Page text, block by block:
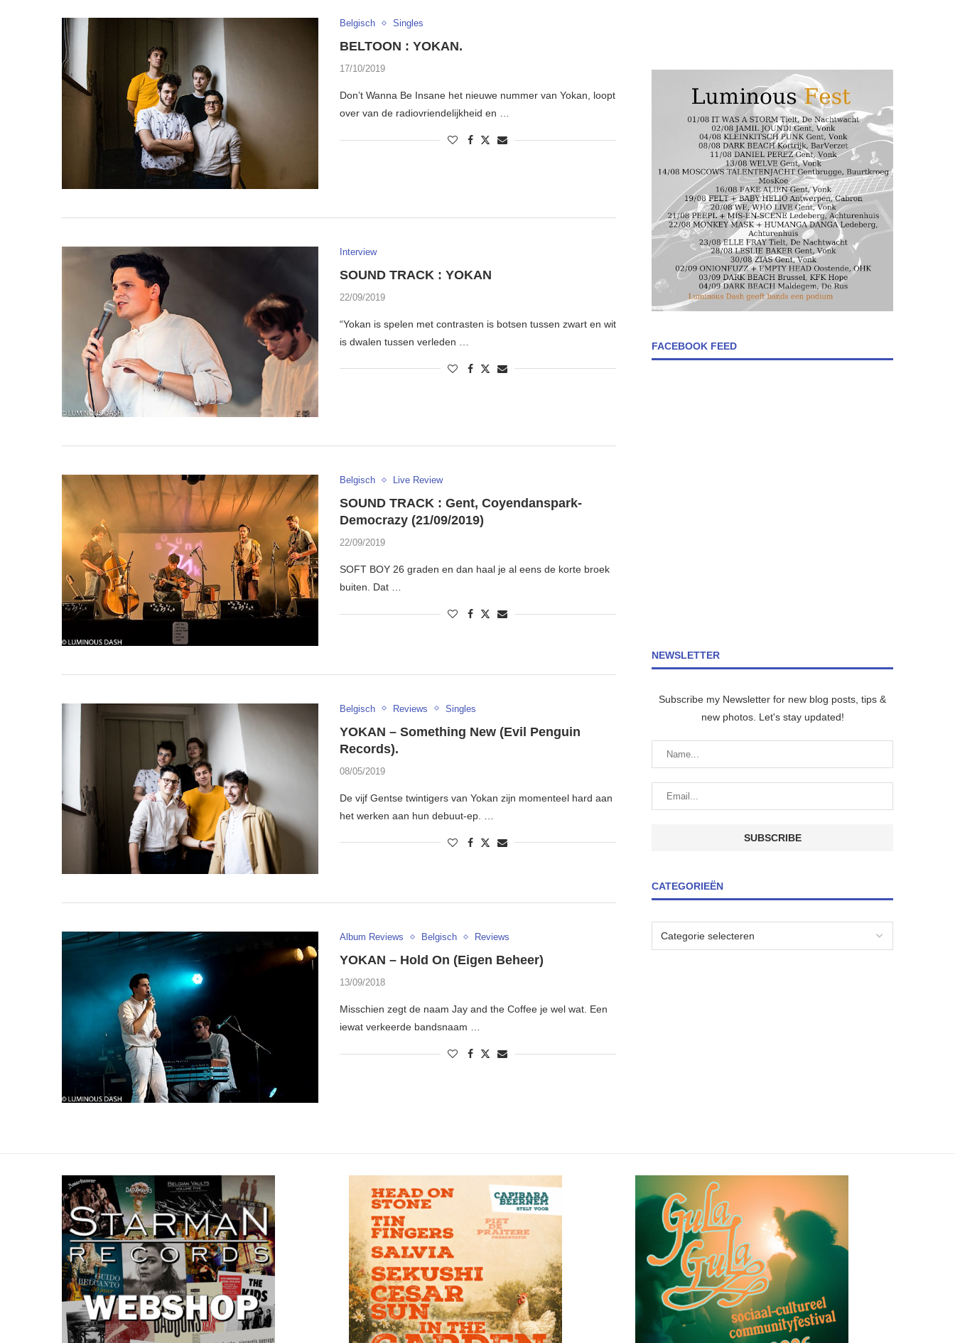
Belgisch Singles
BELTOON : YOKAN.
17/10/2019
Don’t Wanna Be Insane het nieuwe nummer van Yokan, loopt
over van de radiovriendelijkheid en …
Interview
SOUND TRACK : YOKAN
22/09/2019
“Yokan is spelen met contrasten is botsen tussen zwart en wit
is dwalen tussen verleden …
Belgisch Live Review
SOUND TRACK : Gent, Coyendanspark-
Democrazy (21/09/2019)
22/09/2019
SOFT BOY 26 graden en dan haal je al eens de korte broek
buiten. Dat …
Belgisch Reviews Singles
YOKAN – Something New (Evil Penguin
Records).
08/05/2019
De vijf Gentse twintigers van Yokan zijn momenteel hard aan
het werken aan hun debuut-ep. …
Album Reviews Belgisch Reviews
YOKAN – Hold On (Eigen Beheer)
13/09/2018
Misschien zegt de naam Jay and the Coffee je wel wat. Een
iewat verkeerde bandsnaam …
FACEBOOK FEED
NEWSLETTER
Subscribe my Newsletter for new blog posts, tips &
new photos. Let's stay updated!
CATEGORIEËN